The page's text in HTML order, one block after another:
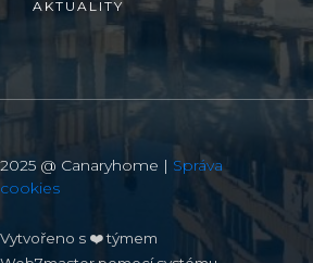
AKTUALITY
2025 @ Canaryhome | Správa
cookies
Vytvořeno s ❤️ týmem